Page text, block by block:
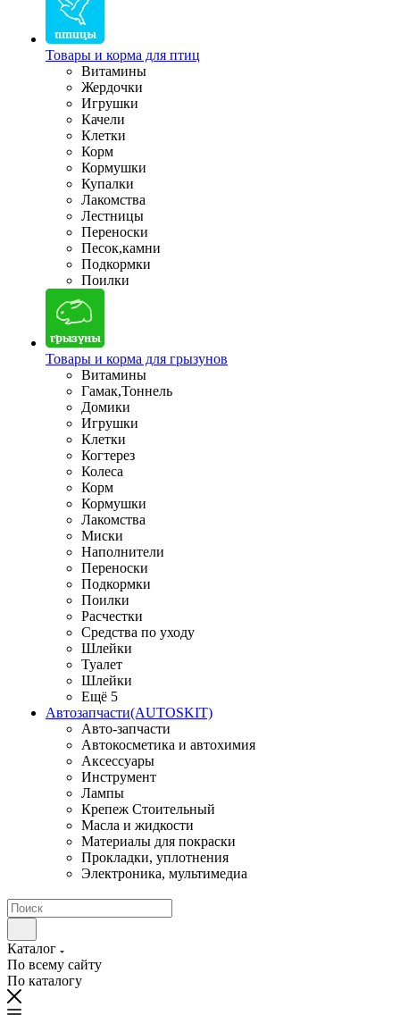
Товары и корма для птиц
Витамины
Жердочки
Игрушки
Качели
Клетки
Корм
Кормушки
Купалки
Лакомства
Лестницы
Переноски
Песок,камни
Подкормки
Поилки
Товары и корма для грызунов
Витамины
Гамак,Тоннель
Домики
Игрушки
Клетки
Когтерез
Колеса
Корм
Кормушки
Лакомства
Миски
Наполнители
Переноски
Подкормки
Поилки
Расчестки
Средства по уходу
Шлейки
Туалет
Шлейки
Ещё 5
Автозапчасти(AUTOSKIT)
Авто-запчасти
Автокосметика и автохимия
Аксессуары
Инструмент
Лампы
Крепеж Стоительный
Масла и жидкости
Материалы для покраски
Прокладки, уплотнения
Электроника, мультимедиа
Каталог
По всему сайту
По каталогу